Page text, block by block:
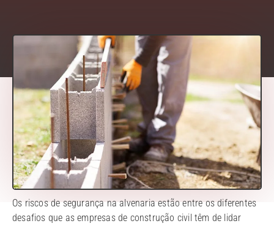
Os riscos de segurança na alvenaria estão entre os diferentes
desafios que as empresas de construção civil têm de lidar